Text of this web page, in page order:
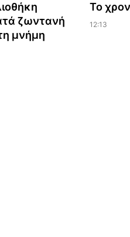
ζωντανή
μνήμη
Το
12:13